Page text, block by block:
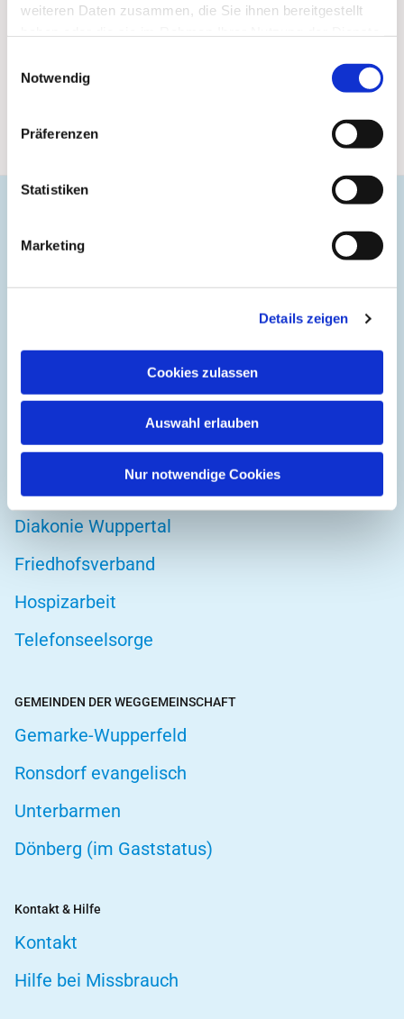
weiteren Daten zusammen, die Sie ihnen bereitgestellt
Notwendig
Präferenzen
Statistiken
Marketing
Details zeigen
Cookies zulassen
Auswahl erlauben
Nur notwendige Cookies
Evangelische Gemeinde Unterbarmen Süd
Kirchplatz 1
Kirchenkreis Wuppertal
Altenwohnstätte
Bibelwerk
Diakonie Wuppertal
Friedhofsverband
Hospizarbeit
Telefonseelsorge
GEMEINDEN DER WEGGEMEINSCHAFT
Gemarke-Wupperfeld
Ronsdorf evangelisch
Unterbarmen
Dönberg (im Gaststatus)
Kontakt & Hilfe
Kontakt
Hilfe bei Missbrauch